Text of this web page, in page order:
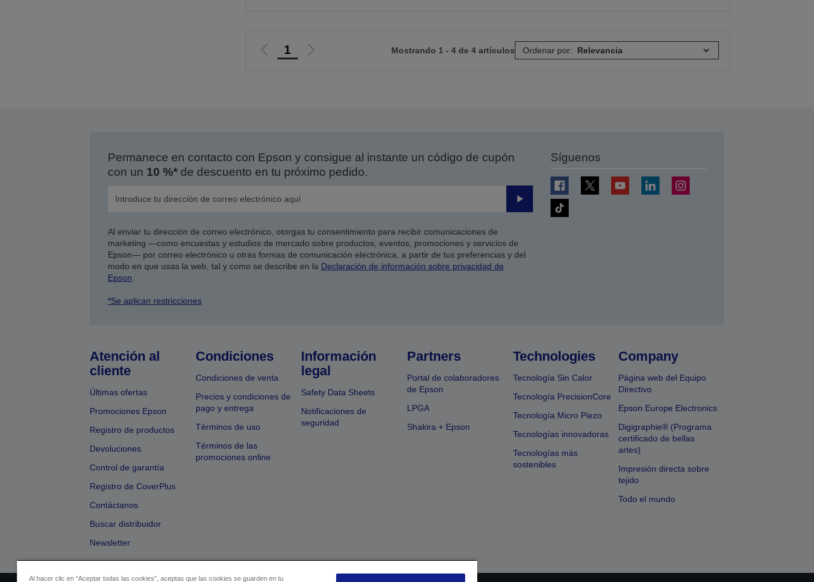
Ir
1
Ir
Mostrando 1 - 4 de 4 artículos Ordenar por:
Permanece en contacto con Epson y consigue al instante un código de cupón
con un 10 %*de descuento en tu próximo pedido.
Enviar
Al enviar tu dirección de correo electrónico, otorgas tu consentimiento para recibir comunicaciones de
marketing —como encuestas y estudios de mercado sobre productos, eventos, promociones y servicios de
Epson— por correo electrónico u otras formas de comunicación electrónica, a partir de tus preferencias y del
modo en que usas la web, tal y como se describe en la Declaración de información sobre privacidad de
Epson
*Se aplican restricciones
Síguenos
Atención al
cliente
Últimas ofertas
Promociones Epson
Registro de productos
Devoluciones
Control de garantía
Registro de CoverPlus
Contáctanos
Buscar distribuidor
Newsletter
Condiciones
Condiciones de venta
Precios y condiciones de
pago y entrega
Términos de uso
Términos de las
promociones online
Información
legal
Safety Data Sheets
Notificaciones de
seguridad
Partners
Portal de colaboradores
de Epson
LPGA
Shakira + Epson
Technologies
Tecnología Sin Calor
Tecnología PrecisionCore
Tecnología Micro Piezo
Tecnologías innovadoras
Tecnologías más
sostenibles
Company
Página web del Equipo
Directivo
Epson Europe Electronics
Digigraphie® (Programa
certificado de bellas
artes)
Impresión directa sobre
tejido
Todo el mundo
Al hacer clic en “Aceptar todas las cookies”, aceptas que las cookies se guarden en tu